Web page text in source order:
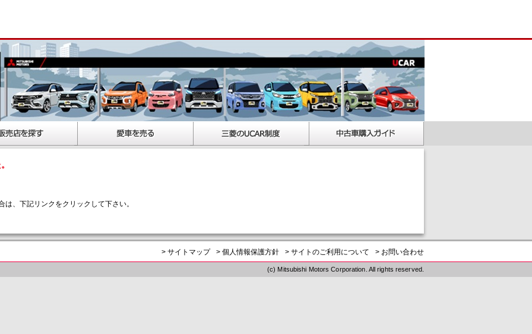
、下記リンクをクリックして下さい。
> サイトマップ > 個人情報保護方針 > サイトのご利用について > お問い合わせ
(c) Mitsubishi Motors Corporation. All rights reserved.